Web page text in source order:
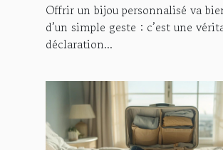
Offrir un bijou personnalisé va
d’un simple geste : c’est une
déclaration...